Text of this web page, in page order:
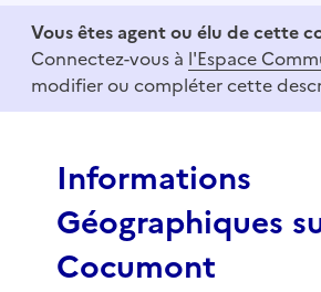
f
Vous êtes agent ou élu de cette
Connectez-vous à l'Espace
modifier ou compléter cette
Informations
Géographiques
Cocumont